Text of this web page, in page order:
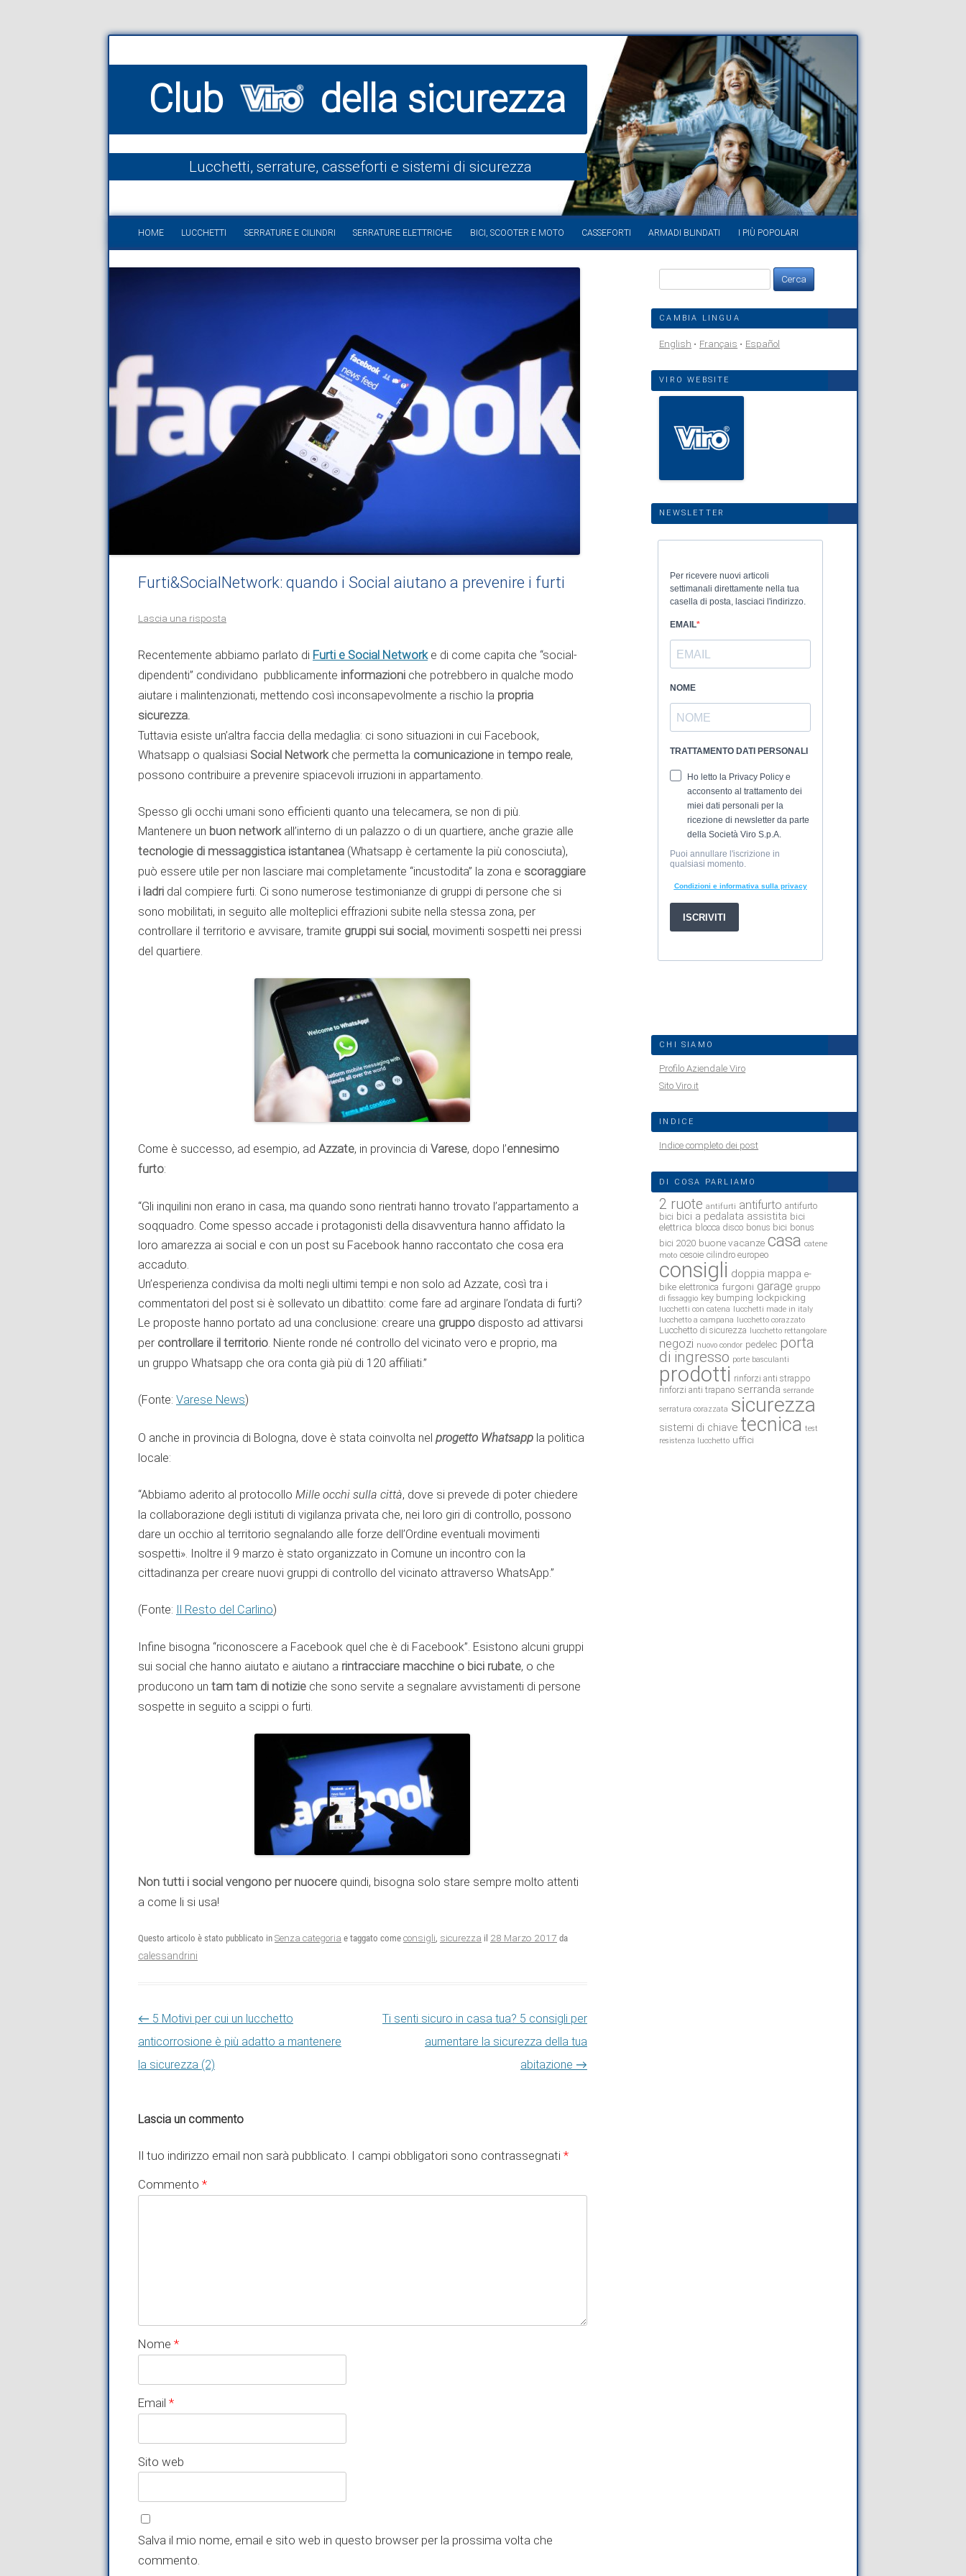
Club della sicurezza
Lucchetti, serrature, casseforti e sistemi di sicurezza
HOME LUCCHETTI SERRATURE E CILINDRI SERRATURE ELETTRICHE BICI, SCOOTER E MOTO CASSEFORTI ARMADI BLINDATI I PIÙ POPOLARI
Furti&SocialNetwork: quando i Social aiutano a prevenire i furti
Lascia una risposta
Recentemente abbiamo parlato di Furti e Social Networke di come capita che “social-
dipendenti” condividano pubblicamente informazioni che potrebbero in qualche modo
aiutare i malintenzionati, mettendo così inconsapevolmente a rischio la propria
sicurezza.
Tuttavia esiste un’altra faccia della medaglia: ci sono situazioni in cui Facebook,
Whatsapp o qualsiasi Social Networkche permetta la comunicazione in tempo reale,
possono contribuire a prevenire spiacevoli irruzioni in appartamento.
Spesso gli occhi umani sono efficienti quanto una telecamera, se non di più.
Mantenere un buon networkall’interno di un palazzo o di un quartiere, anche grazie alle
tecnologie di messaggistica istantanea (Whatsapp è certamente la più conosciuta),
può essere utile per non lasciare mai completamente “incustodita” la zona e scoraggiare
i ladri dal compiere furti. Ci sono numerose testimonianze di gruppi di persone che si
sono mobilitati, in seguito alle molteplici effrazioni subite nella stessa zona, per
controllare il territorio e avvisare, tramite gruppi sui social, movimenti sospetti nei pressi
del quartiere.
Come è successo, ad esempio, ad Azzate, in provincia di Varese, dopo l’ennesimo
furto:
“Gli inquilini non erano in casa, ma quando sono rientrati hanno trovato l’appartamento a
soqquadro. Come spesso accade i protagonisti della disavventura hanno affidato la
loro amarezza ai social e con un post su Facebook hanno raccontato che cosa era
accaduto.
Un’esperienza condivisa da molti negli ultimi tempi e non solo ad Azzate, così tra i
commentatori del post si è sollevato un dibattito: come fare ad arginare l’ondata di furti?
Le proposte hanno portato ad una conclusione: creare una gruppo disposto ad attivarsi
per controllare il territorio. Niente ronde né controllo del vicinato vero e proprio, ma
un gruppo Whatsapp che ora conta già più di 120 affiliati.”
(Fonte: Varese News)
O anche in provincia di Bologna, dove è stata coinvolta nel progetto Whatsapp la politica
locale:
“Abbiamo aderito al protocollo Mille occhi sulla città, dove si prevede di poter chiedere
la collaborazione degli istituti di vigilanza privata che, nei loro giri di controllo, possono
dare un occhio al territorio segnalando alle forze dell’Ordine eventuali movimenti
sospetti». Inoltre il 9 marzo è stato organizzato in Comune un incontro con la
cittadinanza per creare nuovi gruppi di controllo del vicinato attraverso WhatsApp.”
(Fonte: Il Resto del Carlino)
Infine bisogna “riconoscere a Facebook quel che è di Facebook”. Esistono alcuni gruppi
sui social che hanno aiutato e aiutano a rintracciare macchine o bici rubate, o che
producono un tam tam di notizie che sono servite a segnalare avvistamenti di persone
sospette in seguito a scippi o furti.
Non tutti i social vengono per nuocere quindi, bisogna solo stare sempre molto attenti
a come li si usa!
Questo articolo è stato pubblicato in Senza categoria e taggato come consigli, sicurezza il 28 Marzo 2017 da
calessandrini
Navigazione articolo
← 5 Motivi per cui un lucchetto
anticorrosione è più adatto a mantenere
la sicurezza (2)
Ti senti sicuro in casa tua? 5 consigli per
aumentare la sicurezza della tua
abitazione →
Lascia un commento
Il tuo indirizzo email non sarà pubblicato. I campi obbligatori sono contrassegnati *
Commento *
Nome *
Email *
Sito web
Salva il mio nome, email e sito web in questo browser per la prossima volta che
commento.
per:
CAMBIA LINGUA
English Français Español
VIRO WEBSITE
NEWSLETTER
CHI SIAMO
Profilo Aziendale Viro
Sito Viro.it
INDICE
Indice completo dei post
DI COSA PARLIAMO
2 ruote antifurti antifurto antifurto
bici bici a pedalata assistita bici
elettrica blocca disco bonus bici bonus
bici 2020 buone vacanze casa catene
moto cesoie cilindro europeo
consigli doppia mappa e-
bike elettronica furgoni garage gruppo
di fissaggio key bumping lockpicking
lucchetti con catena lucchetti made in italy
lucchetto a campana lucchetto corazzato
Lucchetto di sicurezza lucchetto rettangolare
negozi nuovo condor pedelec porta
di ingresso porte basculanti
prodotti rinforzi anti strappo
rinforzi anti trapano serranda serrande
serratura corazzata sicurezza
sistemi di chiave tecnica test
resistenza lucchetto uffici